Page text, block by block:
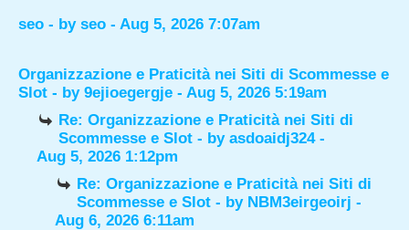
seo - by seo - Aug 5, 2026 7:07am
Organizzazione e Praticità nei Siti di Scommesse e
Slot - by 9ejioegergje - Aug 5, 2026 5:19am
Re: Organizzazione e Praticità nei Siti di
Scommesse e Slot - byasdoaidj324-
Aug 5, 2026 1:12pm
Re: Organizzazione e Praticità nei Siti di
Scommesse e Slot - by NBM3eirgeoirj -
Aug 6, 2026 6:11am